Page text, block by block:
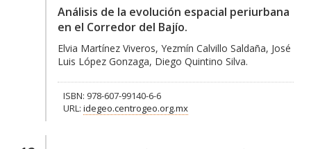
Análisis de la evolución espacial periurbana
en el Corredor del Bajío.
Elvia Martínez Viveros, Yezmín Calvillo Saldaña, José
Luis López Gonzaga, Diego Quintino Silva.
ISBN: 978-607-99140-6-6
URL: idegeo.centrogeo.org.mx